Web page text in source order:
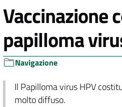
Vaccinazione
papilloma
Navigazione
Il Papilloma virus HPV
molto diffuso.